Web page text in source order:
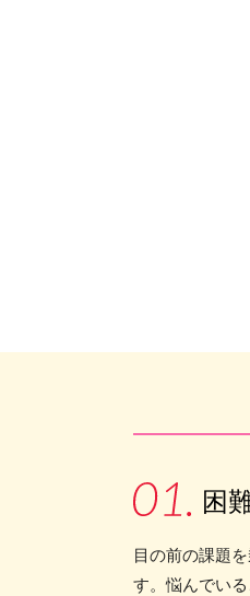
困
目の前の課題
す。悩んでい